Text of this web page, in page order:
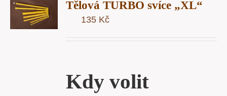
Tělová TURBO svíce „XL“
135 Kč
Kdy volit